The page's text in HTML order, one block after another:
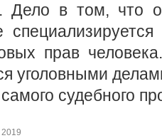
Дело в том, что
прав
уголовными
судебного